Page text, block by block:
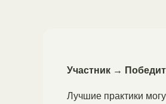
Участник →
Лучшие практики